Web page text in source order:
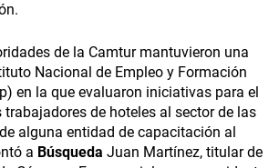
de la Camtur mantuvieron una
Nacional de Empleo y Formación
en la que evaluaron iniciativas para el
trabajadores de hoteles al sector de las
alguna entidad de capacitación al
a Búsqueda Juan Martínez, titular de